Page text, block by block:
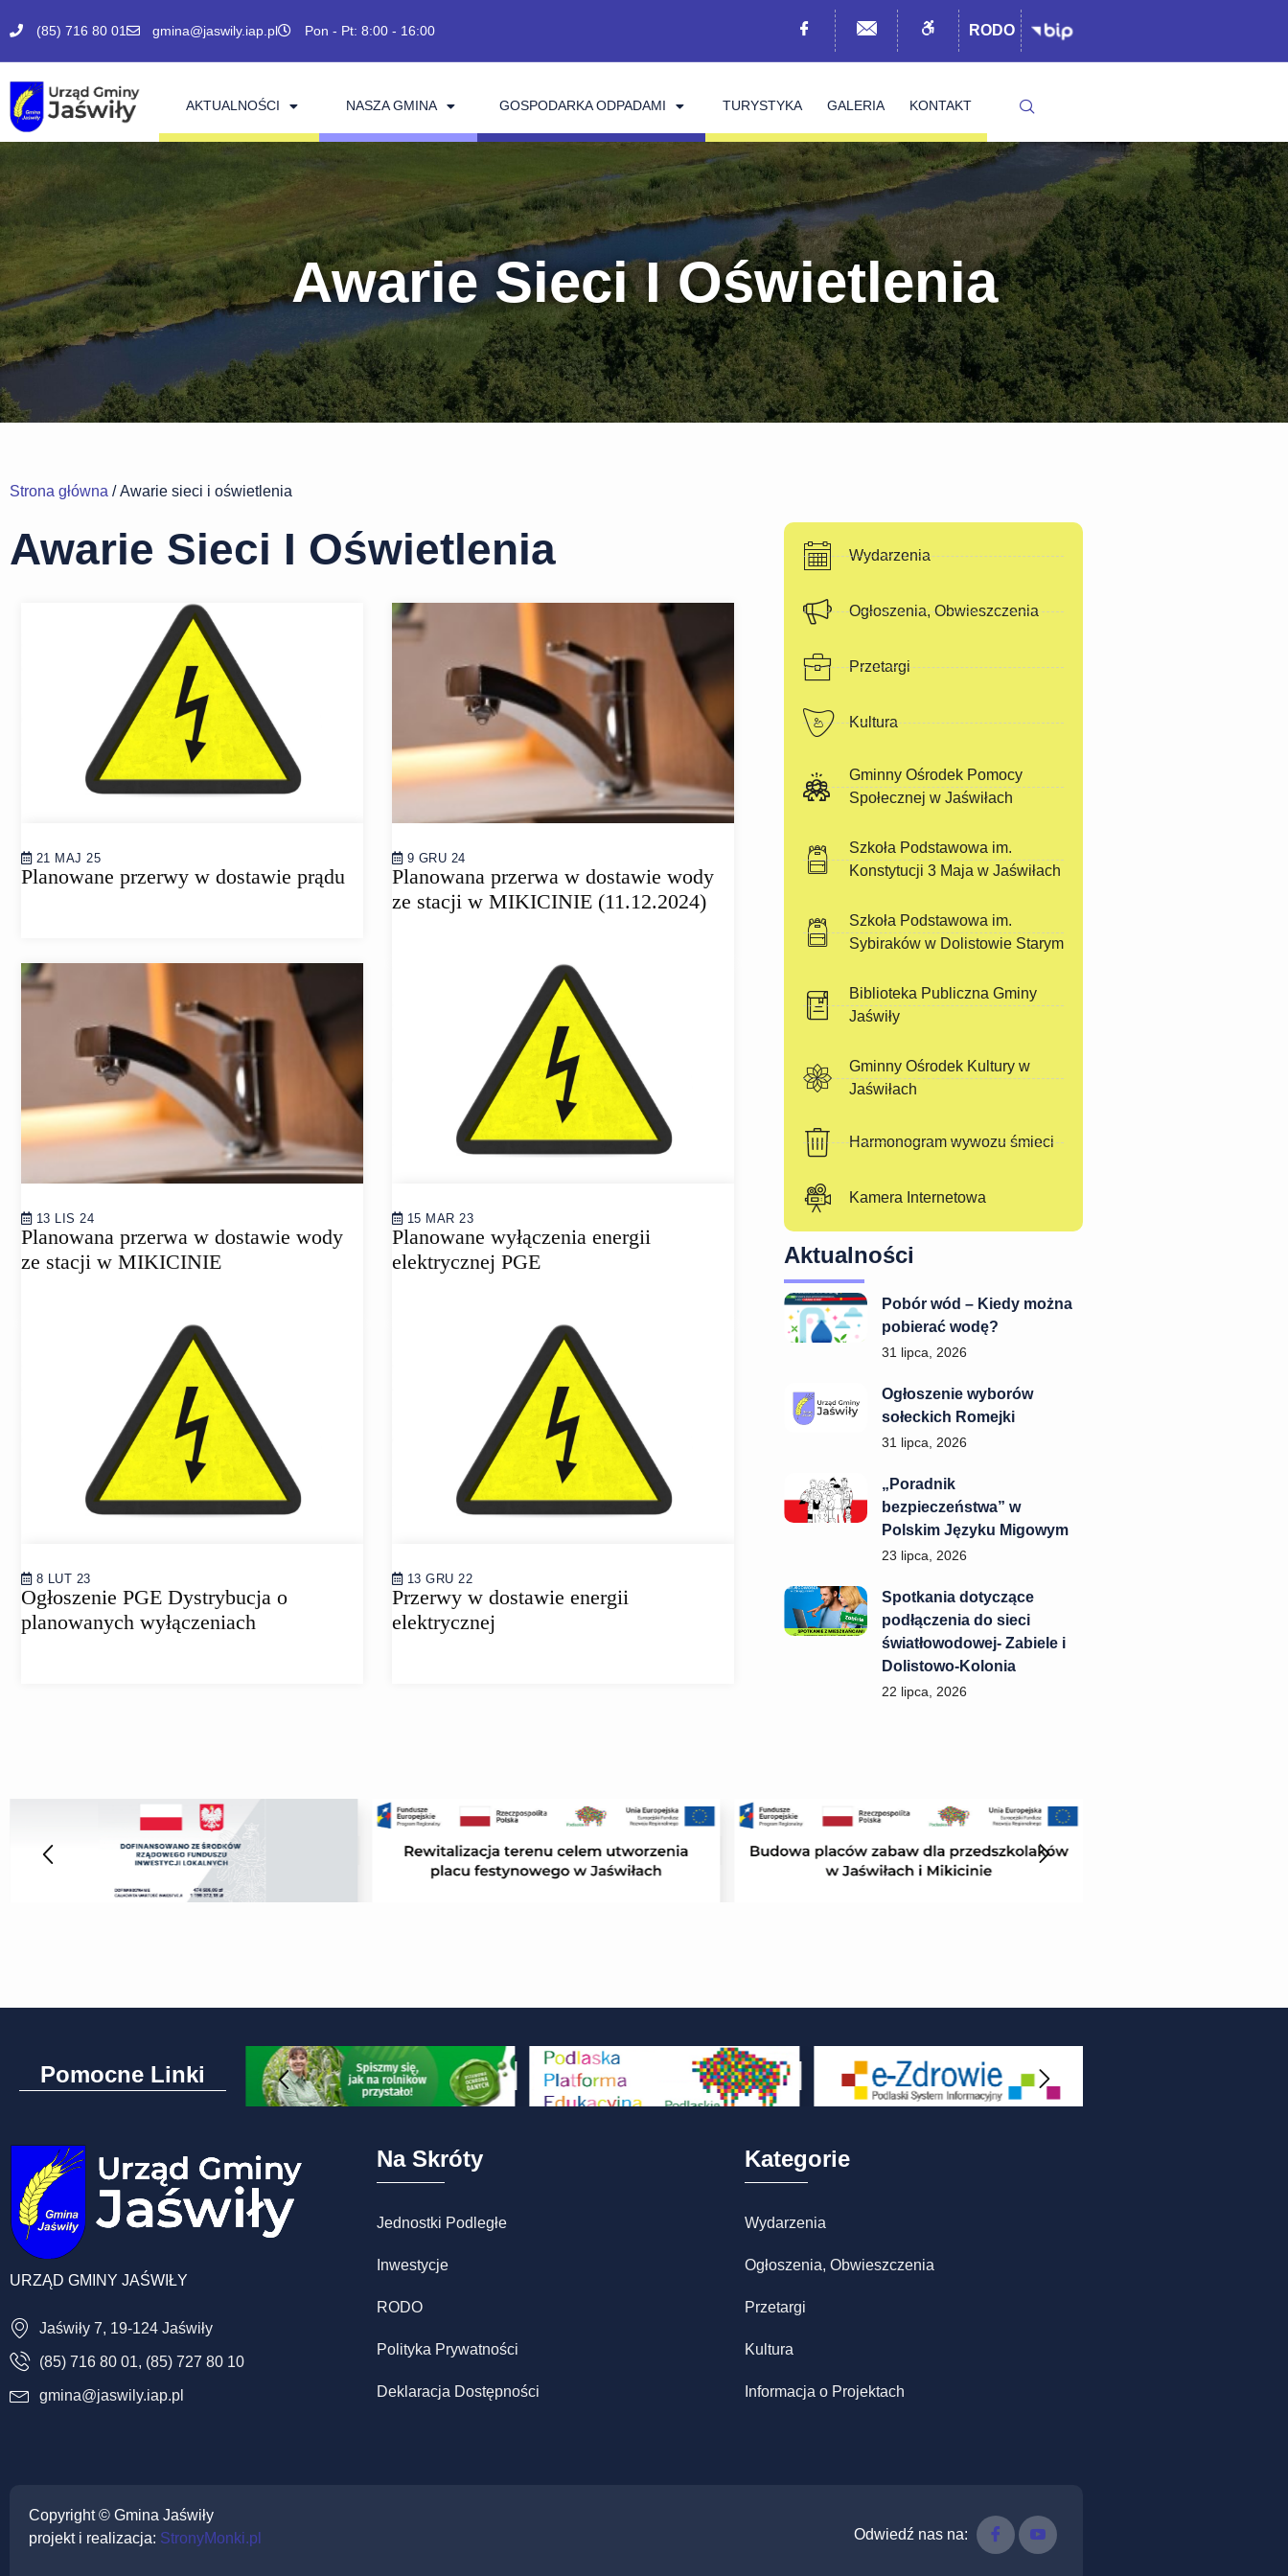
(85) 716 80 01 gmina@jaswily.iap.pl Pon - Pt: 8:00 - 16:00 RODO
AKTUALNOŚCI NASZA GMINA GOSPODARKA ODPADAMI TURYSTYKA GALERIA KONTAKT
Awarie Sieci I Oświetlenia
Strona główna / Awarie sieci i oświetlenia
Awarie Sieci I Oświetlenia
21 MAJ 25
Planowane przerwy w dostawie prądu
9 GRU 24
Planowana przerwa w dostawie wody
ze stacji w MIKICINIE (11.12.2024)
13 LIS 24
Planowana przerwa w dostawie wody
ze stacji w MIKICINIE
15 MAR 23
Planowane wyłączenia energii
elektrycznej PGE
8 LUT 23
Ogłoszenie PGE Dystrybucja o
planowanych wyłączeniach
13 GRU 22
Przerwy w dostawie energii
elektrycznej
Wydarzenia
Ogłoszenia, Obwieszczenia
Przetargi
Kultura
Gminny Ośrodek Pomocy
Społecznej w Jaświłach
Szkoła Podstawowa im.
Konstytucji 3 Maja w Jaświłach
Szkoła Podstawowa im.
Sybiraków w Dolistowie Starym
Biblioteka Publiczna Gminy
Jaświły
Gminny Ośrodek Kultury w
Jaświłach
Harmonogram wywozu śmieci
Kamera Internetowa
Aktualności
Pobór wód – Kiedy można
pobierać wodę?
31 lipca, 2026
Ogłoszenie wyborów
sołeckich Romejki
31 lipca, 2026
„Poradnik
bezpieczeństwa” w
Polskim Języku Migowym
23 lipca, 2026
Spotkania dotyczące
podłączenia do sieci
światłowodowej- Zabiele i
Dolistowo-Kolonia
22 lipca, 2026
Pomocne Linki
URZĄD GMINY JAŚWIŁY
Jaświły 7, 19-124 Jaświły
(85) 716 80 01, (85) 727 80 10
gmina@jaswily.iap.pl
Na Skróty
Jednostki Podległe
Inwestycje
RODO
Polityka Prywatności
Deklaracja Dostępności
Kategorie
Wydarzenia
Ogłoszenia, Obwieszczenia
Przetargi
Kultura
Informacja o Projektach
Copyright © Gmina Jaświły
projekt i realizacja: StronyMonki.pl Odwiedź nas na: